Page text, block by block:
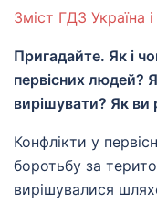
Зміст ГДЗ Україна
Пригадайте. Як і
первісних людей?
вирішувати? Як ви
Конфлікти у
боротьбу за
вирішувалися